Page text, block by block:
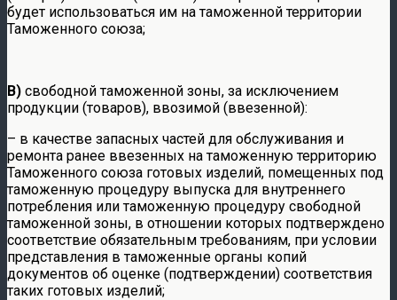
будет использоваться им на таможенной территории
Таможенного союза;
В) свободной таможенной зоны, за исключением
продукции (товаров), ввозимой (ввезенной):
– в качестве запасных частей для обслуживания и
ремонта ранее ввезенных на таможенную территорию
Таможенного союза готовых изделий, помещенных под
таможенную процедуру выпуска для внутреннего
потребления или таможенную процедуру свободной
таможенной зоны, в отношении которых подтверждено
соответствие обязательным требованиям, при условии
представления в таможенные органы копий
документов об оценке (подтверждении) соответствия
таких готовых изделий;